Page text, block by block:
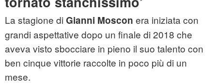
La stagione di Gianni Moscon era iniziata con
grandi aspettative dopo un finale di 2018 che
aveva visto sbocciare in pieno il suo talento con
ben cinque vittorie raccolte in poco più di un
mese.